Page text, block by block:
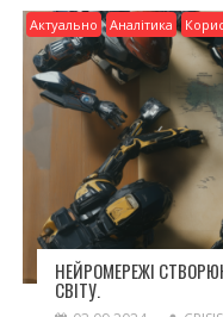
Актуально Аналітика
НЕЙРОМЕРЕЖІ
СВІТУ.